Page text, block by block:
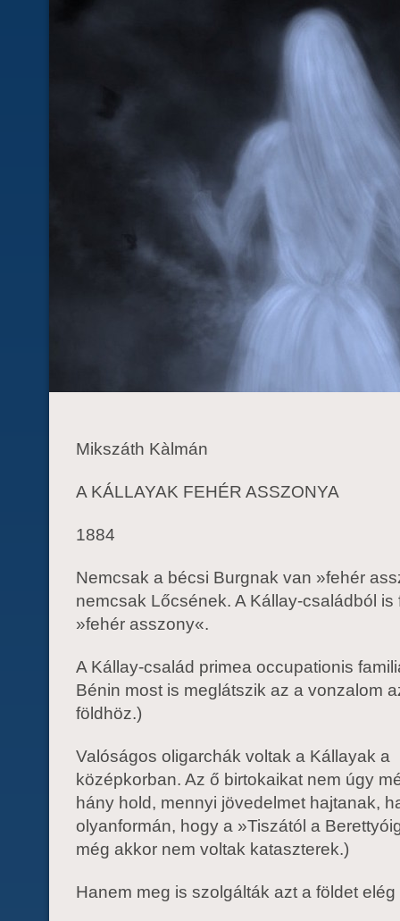
Mikszáth Kàlmán
A KÁLLAYAK FEHÉR ASSZONYA
1884
Nemcsak a bécsi Burgnak van »fehér
nemcsak Lőcsének. A Kállay-családból is
»fehér asszony«.
A Kállay-család primea occupationis
Bénin most is meglátszik az a vonzalom
földhöz.)
Valóságos oligarchák voltak a Kállayak a
középkorban. Az ő birtokaikat nem úgy
hány hold, mennyi jövedelmet hajtanak,
olyanformán, hogy a »Tiszától a
még akkor nem voltak kataszterek.)
Hanem meg is szolgálták azt a földet elég